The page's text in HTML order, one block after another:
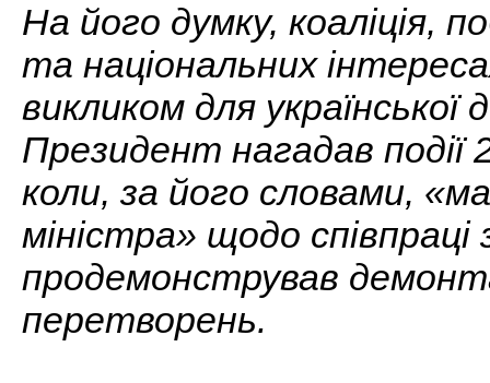
На його думку, коаліція,
та національних
викликом для
Президент нагадав події
коли, за його словами,
міністра» щодо співпраці
продемонстрував
перетворень.